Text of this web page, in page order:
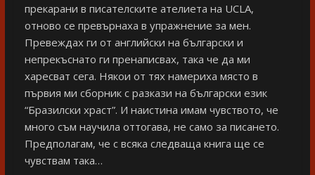
прекарани в писателските ателиета на UCLA,
отново се превърнаха в упражнение за мен.
Превеждах ги от английски на български и
непрекъснато ги пренаписвах, така че да ми
харесват сега. Някои от тях намериха място в
първия ми сборник с разкази на български език
“Бразилски храст”. И наистина имам чувството, че
много съм научила оттогава, не само за писането.
Предполагам, че с всяка следваща книга ще се
чувствам така…